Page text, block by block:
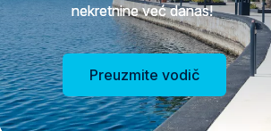
nekretnine već danas!
Preuzmite vodič